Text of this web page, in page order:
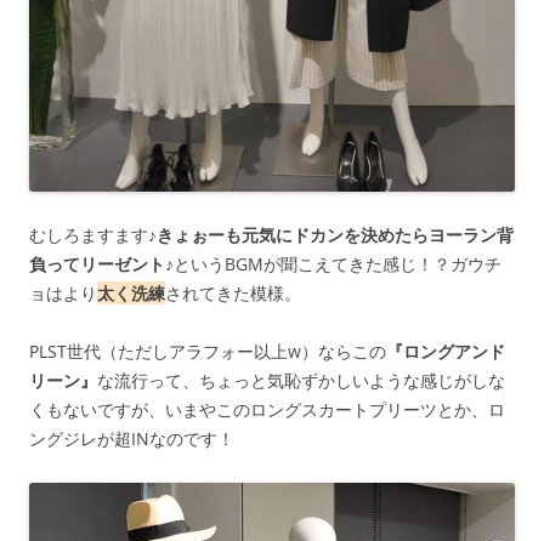
むしろますます♪きょぉーも元気にドカンを決めたらヨーラン背
負ってリーゼント♪というBGMが聞こえてきた感じ！？ガウチ
ョはより太く洗練されてきた模様。
PLST世代（ただしアラフォー以上w）ならこの 『ロングアンド
リーン』 な流行って、ちょっと気恥ずかしいような感じがしな
くもないですが、いまやこのロングスカートプリーツとか、ロ
ングジレが超INなのです！